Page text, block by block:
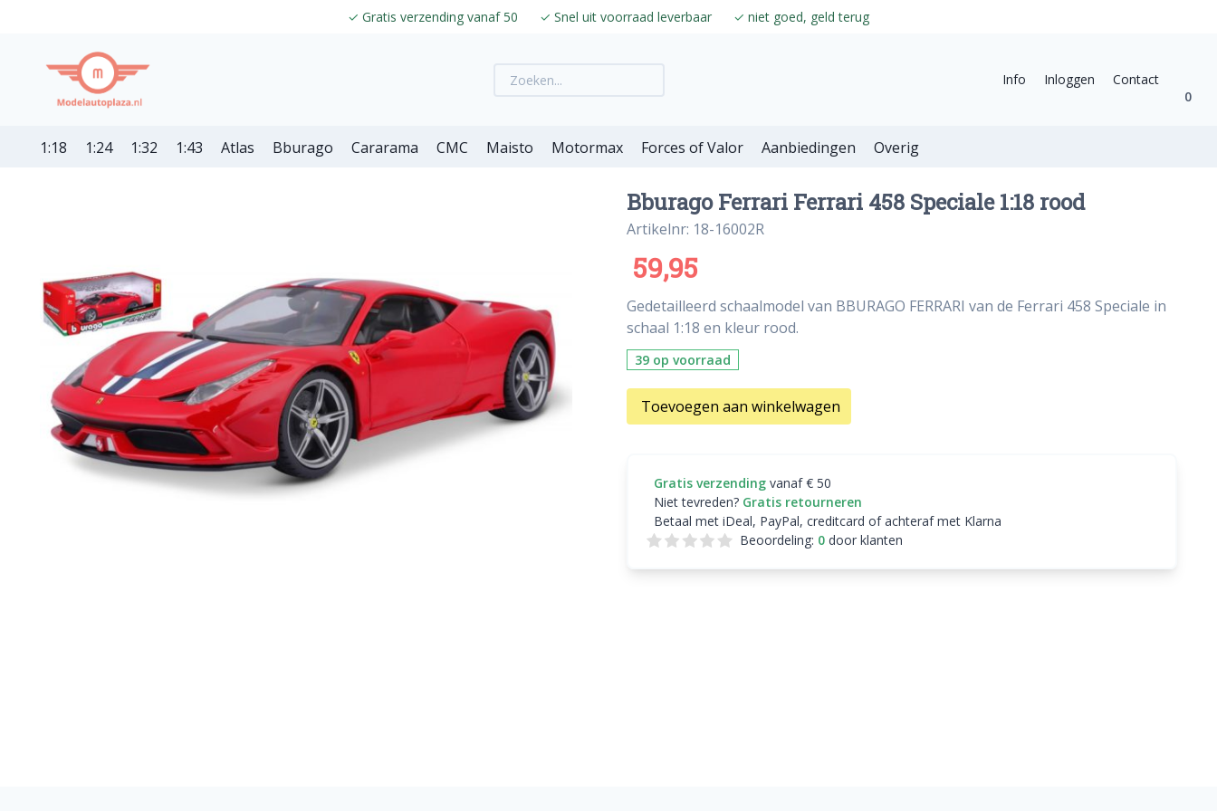
✓ Gratis verzending vanaf 50 ✓ Snel uit voorraad leverbaar ✓ niet goed, geld terug
Info Inloggen
Contact
0
1:18 1:24 1:32 1:43 Atlas Bburago Cararama CMC Maisto Motormax Forces of Valor Aanbiedingen Overig
Bburago Ferrari Ferrari 458 Speciale 1:18 rood
Artikelnr: 18-16002R
59,95
Gedetailleerd schaalmodel van BBURAGO FERRARI van de Ferrari 458 Speciale in
schaal 1:18 en kleur rood.
39 op voorraad
Toevoegen aan winkelwagen
Gratis verzending vanaf € 50
Niet tevreden? Gratis retourneren
Betaal met iDeal, PayPal, creditcard of achteraf met Klarna
Beoordeling: 0door klanten